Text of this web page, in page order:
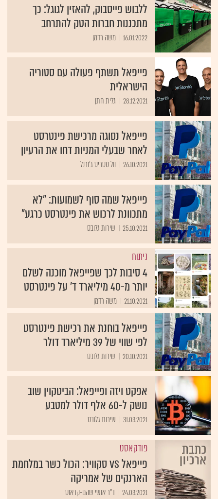
ללבוש פייסבוק, להאזין לגוגל: כך
מתכננות חברות הטק להתרחב
16.01.2022 משה רדמן
פייפאל תשתף פעולה עם סטוריה
הישראלית
28.12.2021 גלית חתן
פייפאל נסוגה מרכישת פינטרסט
לאחר שבעלי המניות דחו את הרעיון
26.10.2021 וול סטריט ג'ורנל
פייפאל שמה סוף לשמועות: "לא
מתכוונת לרכוש את פינטרסט כרגע"
25.10.2021 שירות גלובס
ניתוח
4 סיבות לכך שפייפאל מוכנה לשלם
יותר מ-40 מיליארד ד' על פינטרסט
21.10.2021 משה רדמן
פייפאל בוחנת את רכישת פינטרסט
לפי שווי של 39 מיליארד דולר
20.10.2021 שירות גלובס
אפקט ויזה ופייפאל: הביטקוין שוב
נושק ל-60 אלף דולר למטבע
31.03.2021 שירות גלובס
פודקאסט
פייפאל VS סקוויר: הכול כשר במלחמת
הארנקים של אמריקה
24.03.2021 ד"ר אושי שהם-קראוס